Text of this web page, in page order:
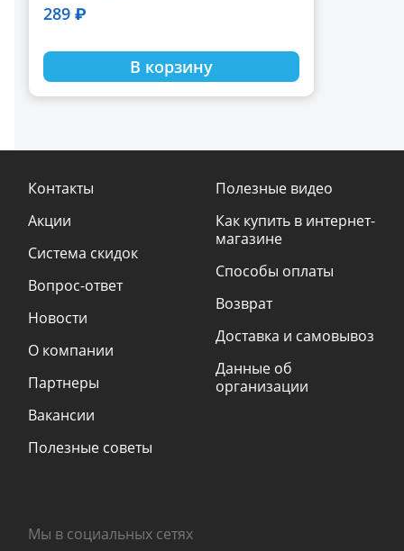
289 ₽
В корзину
Контакты
Акции
Система скидок
Вопрос-ответ
Новости
О компании
Партнеры
Вакансии
Полезные советы
Полезные видео
Как купить в интернет-
магазине
Способы оплаты
Возврат
Доставка и самовывоз
Данные об
организации
Мы в социальных сетях